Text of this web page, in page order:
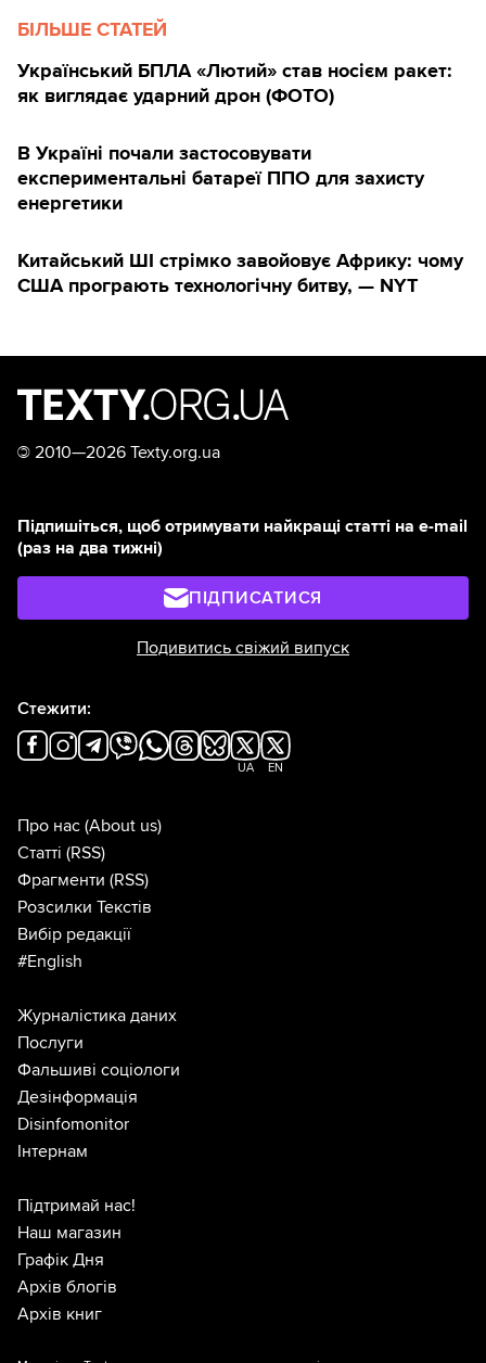
БІЛЬШЕ СТАТЕЙ
Український БПЛА «Лютий» став носієм ракет:
як виглядає ударний дрон (ФОТО)
В Україні почали застосовувати
експериментальні батареї ППО для захисту
енергетики
Китайський ШІ стрімко завойовує Африку: чому
США програють технологічну битву, — NYT
© 2010—2026 Texty.org.ua
Підпишіться, щоб отримувати найкращі статті на e-mail
(раз на два тижні)
ПІДПИСАТИСЯ
Подивитись свіжий випуск
Стежити:
UA EN
Про нас (About us)
Статті (RSS)
Фрагменти (RSS)
Розсилки Текстів
Вибір редакції
#English
Журналістика даних
Послуги
Фальшиві соціологи
Дезінформація
Disinfomonitor
Інтернам
Підтримай нас!
Наш магазин
Графік Дня
Архів блогів
Архів книг